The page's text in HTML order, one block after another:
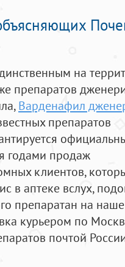
на
препаратов
, Варденафил
препаратов
годами продаж
клиентов,
в аптеке вслух,
препаратан на
курьером по
почтой